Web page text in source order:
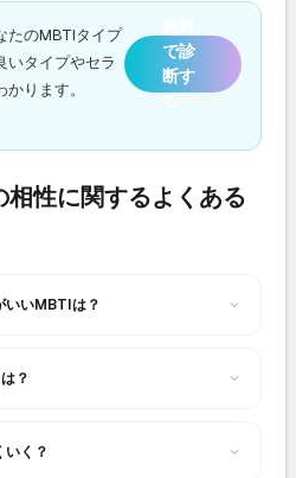
たのMBTIタイプ
いタイプやセラ
ります。
で診
断す
相性に関するよくある
いいMBTIは？
？
いく？